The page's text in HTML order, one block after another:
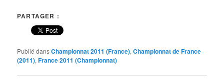
PARTAGER :
Publié dansChampionnat 2011 (France),Championnat de France
(2011),France 2011 (Championnat)